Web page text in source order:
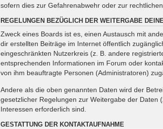
sofern dies zur Gefahrenabwehr oder zur
REGELUNGEN BEZÜGLICH DER WEITERGABE
Zweck eines Boards ist es, einen Austausch mit
dir erstellten Beiträge im Internet öffentlich
eingeschränkten Nutzerkreis (z. B. andere
entsprechenden Informationen im Forum oder
von ihm beauftragte Personen (Administratoren)
Andere als die oben genannten Daten wird der
gesetzlicher Regelungen zur Weitergabe der
Interessen erforderlich sind.
GESTATTUNG DER KONTAKTAUFNAHME